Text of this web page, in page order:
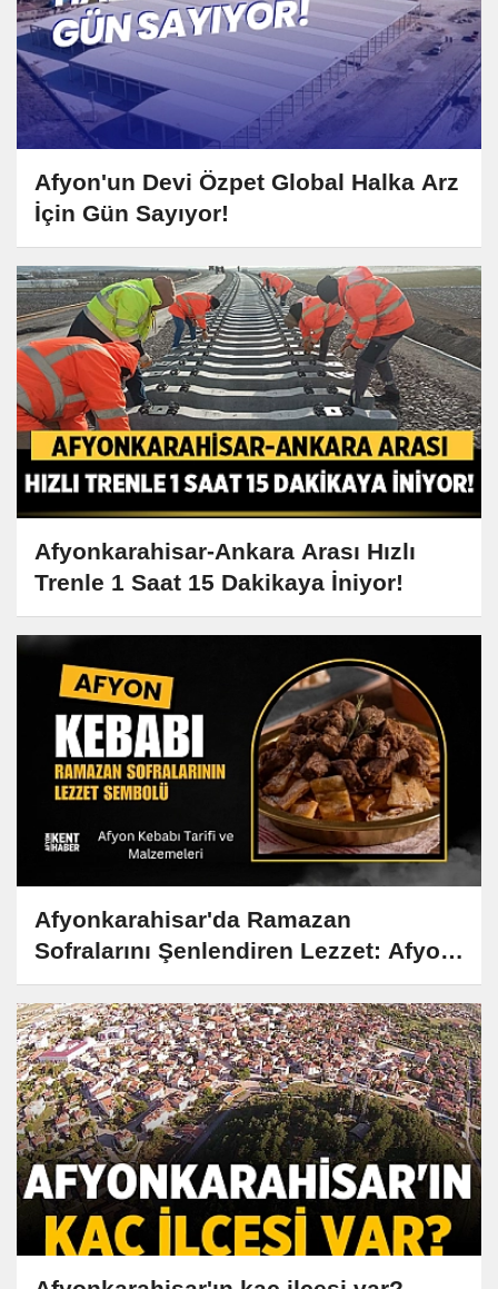
Afyon'un Devi Özpet Global Halka Arz
İçin Gün Sayıyor!
Afyonkarahisar-Ankara Arası Hızlı
Trenle 1 Saat 15 Dakikaya İniyor!
Afyonkarahisar'da Ramazan
Sofralarını Şenlendiren Lezzet: Afyon
Kebabı Tarifi ve Hikayesi